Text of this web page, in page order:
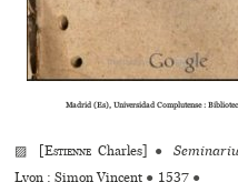
Madrid (Es), Universidad Complutense :
▨ [Estienne Charles] ●
Lyon : Simon Vincent ● 1537 ●